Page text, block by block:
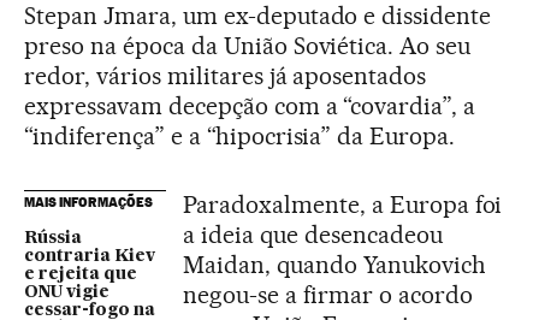
Stepan Jmara, um ex-deputado e dissidente
preso na época da União Soviética. Ao seu
redor, vários militares já aposentados
expressavam decepção com a “covardia”, a
“indiferença” e a “hipocrisia” da Europa.
MAIS INFORMAÇÕES
Rússia
contraria Kiev
e rejeita que
ONU vigie
cessar-fogo na
Paradoxalmente, a Europa foi
a ideia que desencadeou
Maidan, quando Yanukovich
negou-se a firmar o acordo